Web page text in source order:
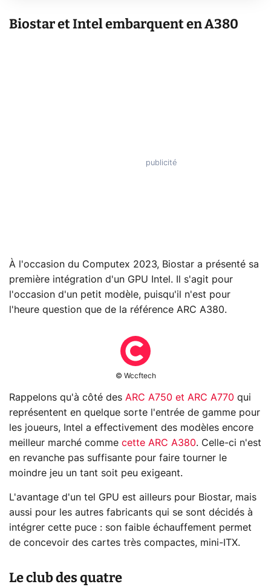
Biostar et Intel embarquent en A380
À l'occasion du Computex 2023, Biostar a présenté sa
première intégration d'un GPU Intel. Il s'agit pour
l'occasion d'un petit modèle, puisqu'il n'est pour
l'heure question que de la référence ARC A380.
© Wccftech
Rappelons qu'à côté des ARC A750 et ARC A770 qui
représentent en quelque sorte l'entrée de gamme pour
les joueurs, Intel a effectivement des modèles encore
meilleur marché comme cette ARC A380. Celle-ci n'est
en revanche pas suffisante pour faire tourner le
moindre jeu un tant soit peu exigeant.
L'avantage d'un tel GPU est ailleurs pour Biostar, mais
aussi pour les autres fabricants qui se sont décidés à
intégrer cette puce : son faible échauffement permet
de concevoir des cartes très compactes, mini-ITX.
Le club des quatre